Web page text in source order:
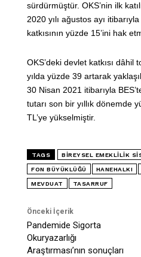
sürdürmüştür. OKS’nin ilk
2020 yılı ağustos ayı
katkısının yüzde 15’ini hak
OKS’deki devlet katkısı dâhil
yılda yüzde 39 artarak
30 Nisan 2021 itibarıyla
tutarı son bir yıllık dönemde
TL’ye yükselmiştir.
TAGS BIREYSEL EMEKLILIK
FON BÜYÜKLÜĞÜ HANEHALKI
MEVDUAT TASARRUF
Önceki İçerik
Pandemide Sigorta
Okuryazarlığı
Araştırması’nın sonuçları